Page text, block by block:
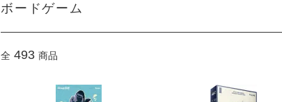
ボードゲーム
全 493 商品